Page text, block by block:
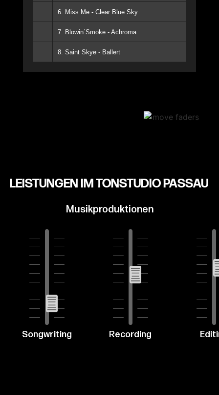
6. Miss Me - Clear Blue Sky
7. Blowin´Smoke - Achroma
8. Saint Skye - Ballert
LEISTUNGEN IM TONSTUDIO PASSAU
Musikproduktionen
Songwriting Recording